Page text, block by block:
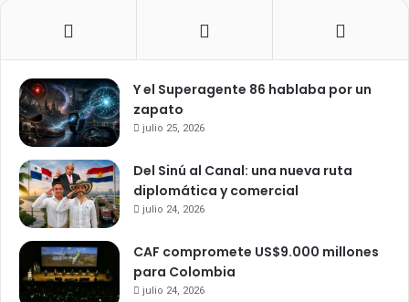
Y el Superagente 86 hablaba por un
zapato
julio 25, 2026
Del Sinú al Canal: una nueva ruta
diplomática y comercial
julio 24, 2026
CAF compromete US$9.000 millones
para Colombia
julio 24, 2026